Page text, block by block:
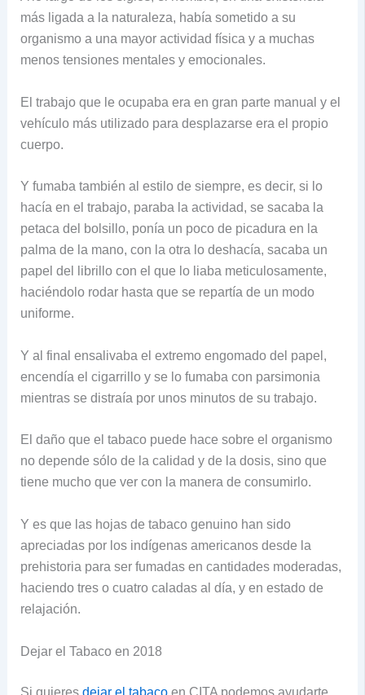
más ligada a la naturaleza, había sometido a su
organismo a una mayor actividad física y a muchas
menos tensiones mentales y emocionales.
El trabajo que le ocupaba era en gran parte manual y el
vehículo más utilizado para desplazarse era el propio
cuerpo.
Y fumaba también al estilo de siempre, es decir, si lo
hacía en el trabajo, paraba la actividad, se sacaba la
petaca del bolsillo, ponía un poco de picadura en la
palma de la mano, con la otra lo deshacía, sacaba un
papel del librillo con el que lo liaba meticulosamente,
haciéndolo rodar hasta que se repartía de un modo
uniforme.
Y al final ensalivaba el extremo engomado del papel,
encendía el cigarrillo y se lo fumaba con parsimonia
mientras se distraía por unos minutos de su trabajo.
El daño que el tabaco puede hace sobre el organismo
no depende sólo de la calidad y de la dosis, sino que
tiene mucho que ver con la manera de consumirlo.
Y es que las hojas de tabaco genuino han sido
apreciadas por los indígenas americanos desde la
prehistoria para ser fumadas en cantidades moderadas,
haciendo tres o cuatro caladas al día, y en estado de
relajación.
Dejar el Tabaco en 2018
Si quieres dejar el tabacoen CITA podemos ayudarte